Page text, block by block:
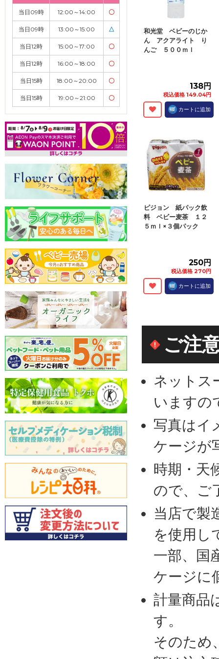
当日09時 12:00～14:00 〇
当日09時 13:00～15:00 △
当日12時 15:00～17:00 〇
当日12時 16:00～18:00 〇
当日15時 18:00～20:00 〇
当日15時 19:00～21:00 〇
和光堂 ベビーのじか
ん アクアライト り
んご ５００ｍｌ
138円
税込価格 149.04円
カートに追加
ピジョン 紙パック飲
料 ベビー麦茶 １２
５ｍｌ×３個パック
250円
税込価格 270円
カートに追加
ご注
ネットス
いますの
写真はイ
ケージが
時期・天
ので、ご
当店で製
を使用し
一部、国
ケージに
計量商品
す。
そのため